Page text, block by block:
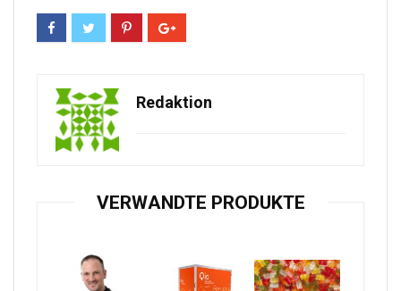
Redaktion
VERWANDTE PRODUKTE